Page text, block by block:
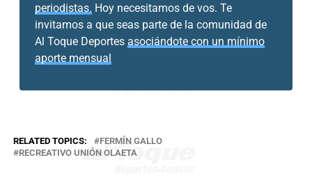
periodistas. Hoy necesitamos de vos. Te
invitamos a que seas parte de la comunidad de
Al Toque Deportes asociándote con un mínimo
aporte mensual
RELATED TOPICS:
FERMÍN GALLO
RECREATIVO UNIÓN OLAETA